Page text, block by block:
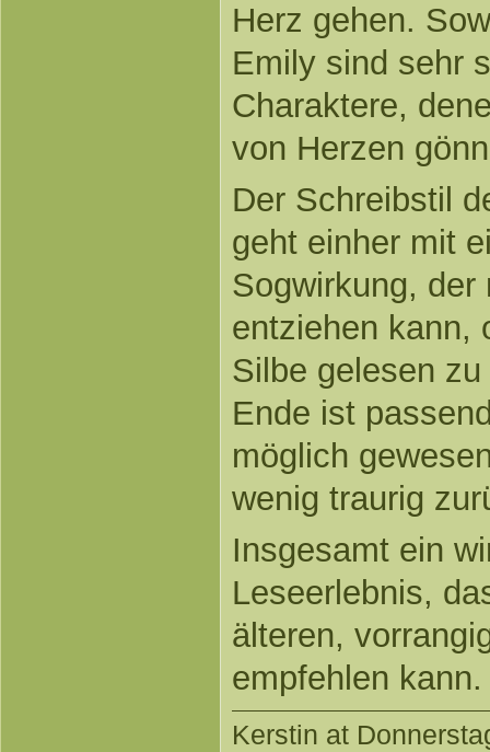
Herz gehen.
Emily sind sehr
Charaktere,
von Herzen
Der Schreibstil
geht einher mit
Sogwirkung,
entziehen kann,
Silbe gelesen
Ende ist
möglich
wenig traurig
Insgesamt ein
Leseerlebnis,
älteren,
empfehlen kann.
Kerstin at